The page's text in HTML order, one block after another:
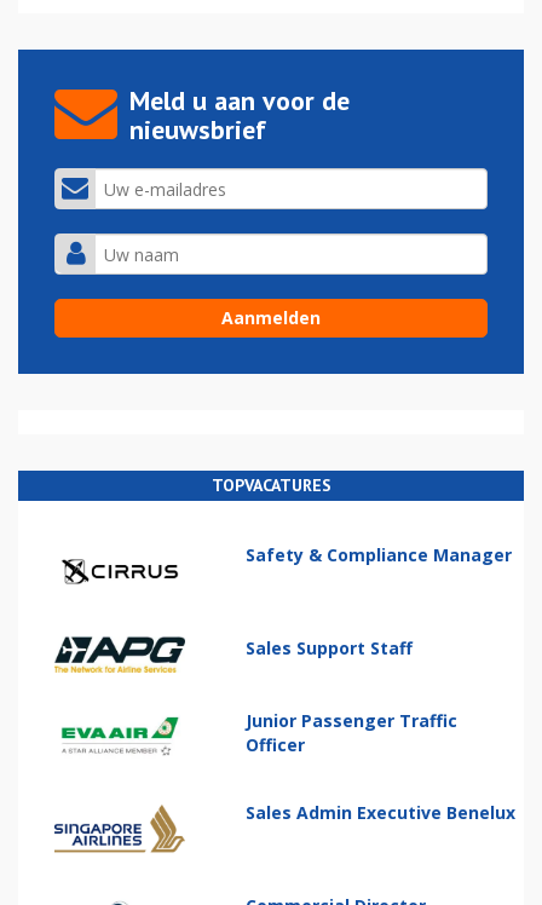
Meld u aan voor de
nieuwsbrief
TOPVACATURES
Safety & Compliance Manager
Sales Support Staff
Junior Passenger Traffic
Officer
Sales Admin Executive Benelux